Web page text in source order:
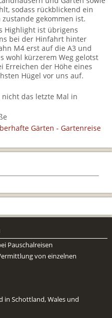
sodass rückblickend ein
gekommen ist.
Highlight ist übrigens
bei der Hinfahrt hinter
M4 erst auf die A3 und
wohl kürzerem Weg gelotst
Erreichen der Höhe eines
Hügel vor uns auf.
das letzte Mal in
Gärten - Gartenreise
Pauschalreisen
von einzelnen
in Schottland, Wales und